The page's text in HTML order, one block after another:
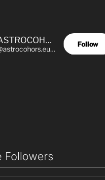
ASTROCOHORS EUNOIA ULTIMA
@astrocohors.eu@astrocohors.eu
Follow
Followers